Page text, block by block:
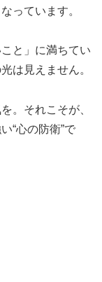
っています。
と」に満ちてい
は見えません。
。それこそが、
“心の防衛”で